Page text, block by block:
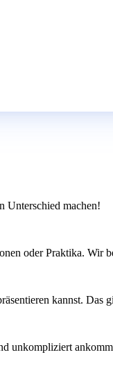
Unterschied machen!
oder Praktika. Wir
kannst. Das
unkompliziert